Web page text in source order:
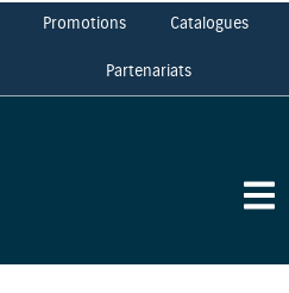
Promotions Catalogues
Partenariats